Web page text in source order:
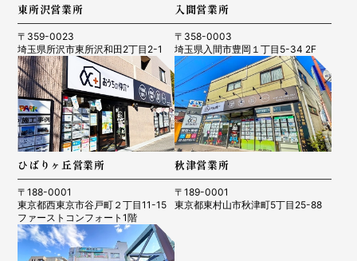
東所沢営業所
〒359-0023
埼玉県所沢市東所沢和田2丁目2-1
入間営業所
〒358-0003
埼玉県入間市豊岡１丁目5-34 2F
ひばりヶ丘営業所
〒188-0001
東京都西東京市谷戸町２丁目11-15
ファーストコンフォート1階
秋津営業所
〒189-0001
東京都東村山市秋津町5丁目25-88